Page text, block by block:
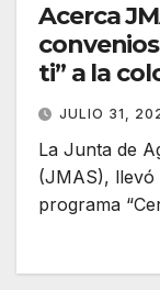
Acerca
ti” a la
JULIO 31,
La Junta de
(JMAS), llevó
programa